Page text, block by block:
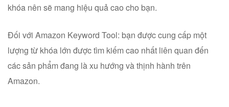
khóa nên sẽ mang hiệu quả cao cho bạn.
Đối với Amazon Keyword Tool: bạn được cung cấp một
lượng từ khóa lớn được tìm kiếm cao nhất liên quan đến
các sản phẩm đang là xu hướng và thịnh hành trên
Amazon.